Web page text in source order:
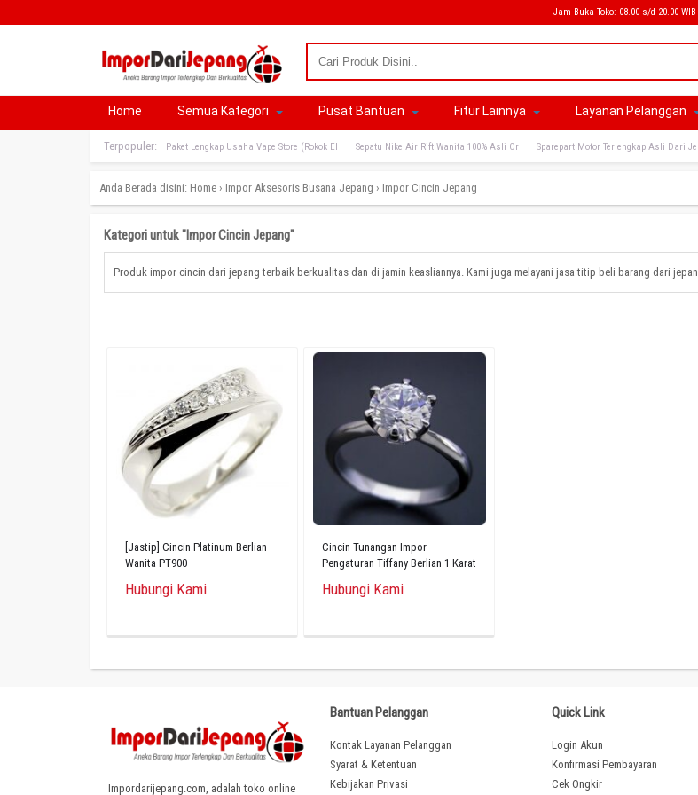
Jam Buka Toko: 08.00 s/d 20.00 WIB
Home Semua Kategori Pusat Bantuan Fitur Lainnya Layanan Pelanggan
Terpopuler: Paket Lengkap Usaha Vape Store (Rokok El Sepatu Nike Air Rift Wanita 100% Asli Or Sparepart Motor Terlengkap Asli Dari
Anda Berada disini: Home › Impor Aksesoris Busana Jepang › Impor Cincin Jepang
Kategori untuk "Impor Cincin Jepang"
Produk impor cincin dari jepang terbaik berkualitas dan di jamin keasliannya. Kami juga melayani jasa titip beli barang dari
[Jastip] Cincin Platinum Berlian
Wanita PT900
Hubungi Kami
Cincin Tunangan Impor
Pengaturan Tiffany Berlian 1 Karat
Hubungi Kami
Impordarijepang.com, adalah toko online
Bantuan Pelanggan
Kontak Layanan Pelanggan
Syarat & Ketentuan
Kebijakan Privasi
Quick Link
Login Akun
Konfirmasi Pembayaran
Cek Ongkir